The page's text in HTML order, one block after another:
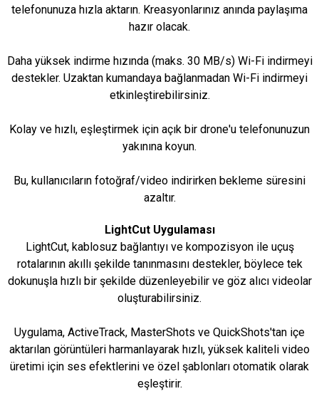
telefonunuza hızla aktarın. Kreasyonlarınız anında paylaşıma
hazır olacak.
Daha yüksek indirme hızında (maks. 30 MB/s) Wi-Fi indirmeyi
destekler. Uzaktan kumandaya bağlanmadan Wi-Fi indirmeyi
etkinleştirebilirsiniz.
Kolay ve hızlı, eşleştirmek için açık bir drone'u telefonunuzun
yakınına koyun.
Bu, kullanıcıların fotoğraf/video indirirken bekleme süresini
azaltır.
LightCut Uygulaması
LightCut, kablosuz bağlantıyı ve kompozisyon ile uçuş
rotalarının akıllı şekilde tanınmasını destekler, böylece tek
dokunuşla hızlı bir şekilde düzenleyebilir ve göz alıcı videolar
oluşturabilirsiniz.
Uygulama, ActiveTrack, MasterShots ve QuickShots'tan içe
aktarılan görüntüleri harmanlayarak hızlı, yüksek kaliteli video
üretimi için ses efektlerini ve özel şablonları otomatik olarak
eşleştirir.